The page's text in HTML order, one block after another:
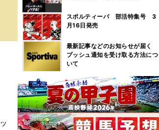
スポルティーバ 部活特集号 3
月16日発売
最新記事などのお知らせが届く
プッシュ通知を受け取る方法につ
いて